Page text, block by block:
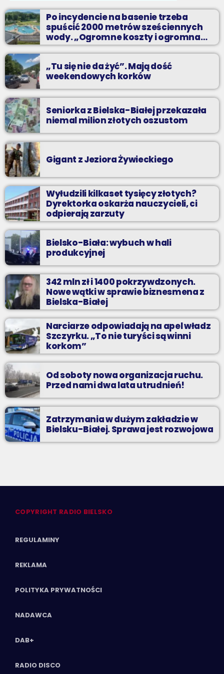
Z Kina Wzięte to audycja w której film występuje roli głównej.
Po incydencie na basenie trzeba
spuścić 2000 metrów sześciennych
wody. „Ogromne koszty i ogromna
praca”
„Tu się nie da żyć”. Mają dość
weekendowych korków
Seniorka z Bielska-Białej przekazała
niemal milion złotych oszustom
Gigant z Jeziora Żywieckiego
Wyłudzili kilkaset tysięcy złotych?
Dyrektorka oskarża nauczycieli, ci
odpierają zarzuty
Bielsko-Biała: wybuch w hali
produkcyjnej
342 mln zł i 1400 pokrzywdzonych.
Nowe wątki w sprawie biznesmena z
Bielska-Białej
Narciarze odpowiadają na apel władz
Szczyrku. „To nie turyści są winni
korkom”
Od soboty nowa organizacja ruchu.
Przed nami dwa lata utrudnień!
Zatrzymania w dużym zakładzie w
Bielsku-Białej. Sprawa jest rozwojowa
COPYRIGHT RADIO BIELSKO
REGULAMINY
REKLAMA
POLITYKA PRYWATNOŚCI
NADAWCA
DAB+
RADIO DISCO